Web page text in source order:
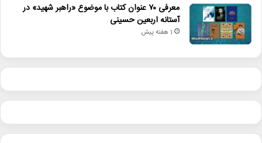
معرفی ۷۰ عنوان کتاب با موضوع «راهبر شهید» در
آستانه اربعین حسینی
1 هفته پیش